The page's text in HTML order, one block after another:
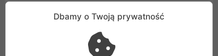
Dbamy o Twoją prywatność